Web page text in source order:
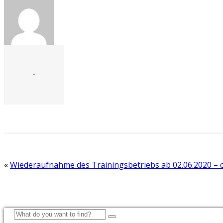
-
«Wiederaufnahme des Trainingsbetriebs ab 02.06.2020 –